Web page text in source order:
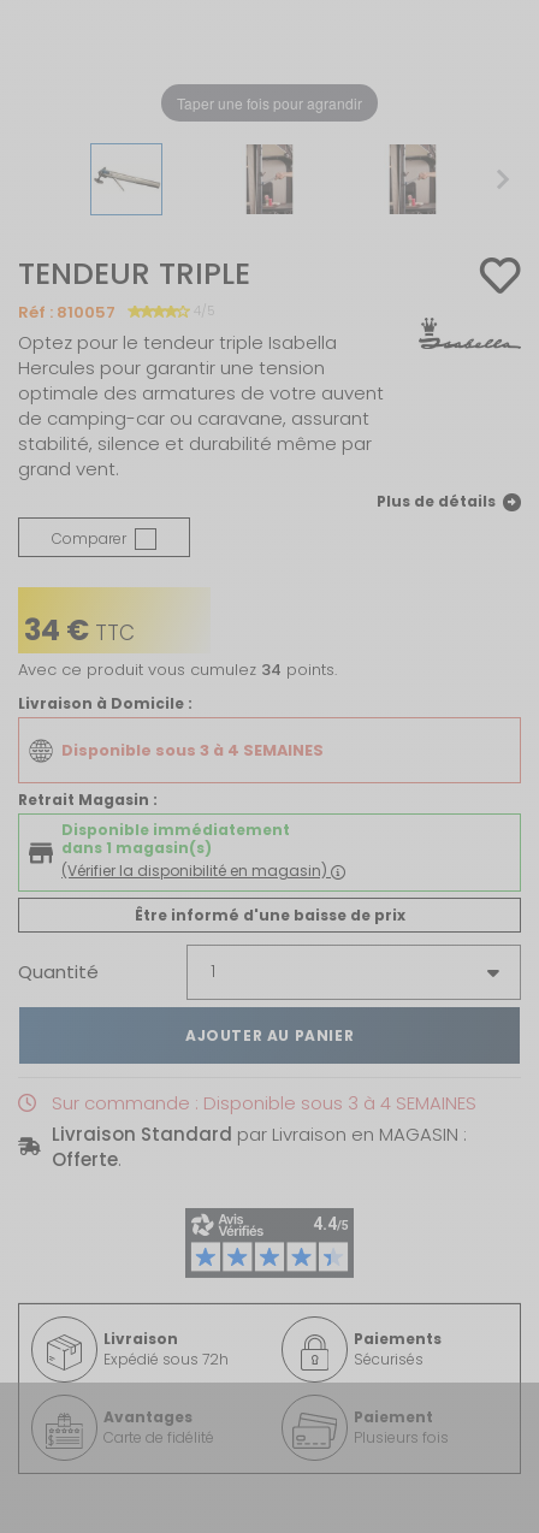
Taper une fois pour agrandir
TENDEUR TRIPLE
Réf : 810057 4/5
Optez pour le tendeur triple Isabella
Hercules pour garantir une tension
optimale des armatures de votre auvent
de camping-car ou caravane, assurant
stabilité, silence et durabilité même par
grand vent.
Plus de détails
Comparer
34 € TTC
Avec ce produit vous cumulez 34 points.
Livraison à Domicile :
Disponible sous 3 à 4 SEMAINES
Retrait Magasin :
Disponible immédiatement
dans 1 magasin(s)
(Vérifier la disponibilité en magasin)
Être informé d'une baisse de prix
Quantité
AJOUTER AU PANIER
Sur commande : Disponible sous 3 à 4 SEMAINES
Livraison Standard par Livraison en MAGASIN :
Offerte.
Livraison
Expédié sous 72h
Paiements
Sécurisés
Avantages
Carte de fidélité
Paiement
Plusieurs fois